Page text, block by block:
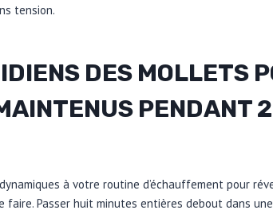
tension.
DES MOLLETS
PENDANT
à votre routine d’échauffement pour
Passer huit minutes entières debout dans